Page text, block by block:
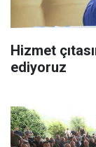
Hizmet
ediyoruz